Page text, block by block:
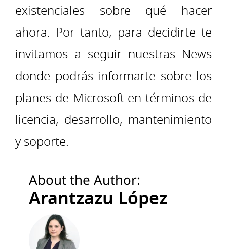
existenciales sobre qué hacer
ahora. Por tanto, para decidirte te
invitamos a seguir nuestras News
donde podrás informarte sobre los
planes de Microsoft en términos de
licencia, desarrollo, mantenimiento
y soporte.
About the Author:
Arantzazu López